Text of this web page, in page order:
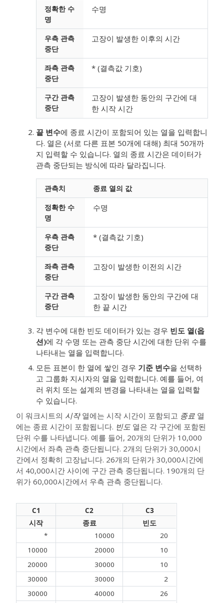
정확한 수
명
수명
우측 관측
중단
고장이 발생한 이후의 시간
좌측 관측
중단
* (결측값 기호)
구간 관측
중단
고장이 발생한 동안의 구간에 대
한 시작 시간
끝 변수에 종료 시간이 포함되어 있는 열을 입력합니
다. 열은 (서로 다른 표본 50개에 대해) 최대 50개까
지 입력할 수 있습니다. 열의 종료 시간은 데이터가
관측 중단되는 방식에 따라 달라집니다.
관측치
종료 열의 값
정확한 수
명
수명
우측 관측
중단
* (결측값 기호)
좌측 관측
중단
고장이 발생한 이전의 시간
구간 관측
중단
고장이 발생한 동안의 구간에 대
한 끝 시간
각 변수에 대한 빈도 데이터가 있는 경우 빈도 열(옵
션)에 각 수명 또는 관측 중단 시간에 대한 단위 수를
나타내는 열을 입력합니다.
모든 표본이 한 열에 쌓인 경우 기준 변수을 선택하
고 그룹화 지시자의 열을 입력합니다. 예를 들어, 여
러 위치 또는 설계의 변경을 나타내는 열을 입력할
수 있습니다.
이 워크시트의 시작열에는 시작 시간이 포함되고 종료 열
에는 종료 시간이 포함됩니다. 빈도 열은 각 구간에 포함된
단위 수를 나타냅니다. 예를 들어, 20개의 단위가 10,000
시간에서 좌측 관측 중단됩니다. 2개의 단위가 30,000시
간에서 정확히 고장납니다. 26개의 단위가 30,000시간에
서 40,000시간 사이에 구간 관측 중단됩니다. 190개의 단
위가 60,000시간에서 우측 관측 중단됩니다.
C1 C2
C3
시작
종료
빈도
*
10000
20
10000
20000
10
20000
30000
10
30000
30000
2
30000
40000
26